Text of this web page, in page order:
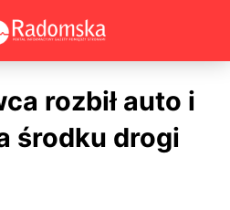
rozbił auto i
środku drogi